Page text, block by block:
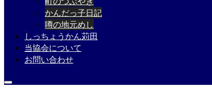
かんだっ子日記
噂の地元めし
しっちょうかん苅田
当協会について
お問い合わせ